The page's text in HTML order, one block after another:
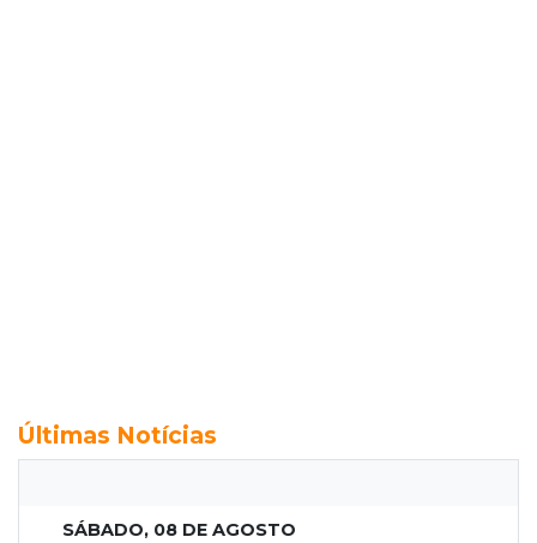
Últimas Notícias
SÁBADO, 08 DE AGOSTO